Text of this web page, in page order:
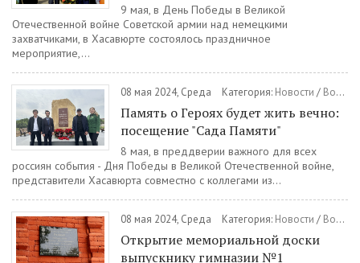
9 мая, в День Победы в Великой
Отечественной войне Советской армии над немецкими
захватчиками, в Хасавюрте состоялось праздничное
мероприятие,...
08 мая 2024, Среда Категория: Новости / Военная служба по контракту
Память о Героях будет жить вечно:
посещение "Сада Памяти"
8 мая, в преддверии важного для всех
россиян события - Дня Победы в Великой Отечественной войне,
представители Хасавюрта совместно с коллегами из...
08 мая 2024, Среда Категория: Новости / Военная служба по контракту
Открытие мемориальной доски
выпускнику гимназии №1